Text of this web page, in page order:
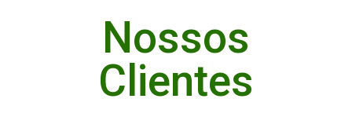
Nossos
Clientes